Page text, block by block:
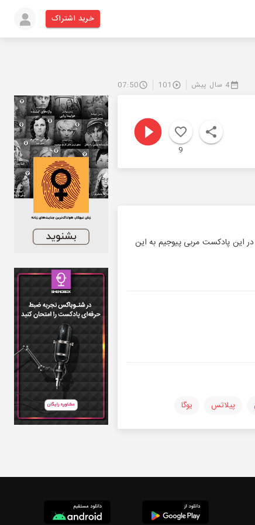
خرید اشتراک
4 سال پیش 101
07:50
9
این پادکست مربی پیوجیم به این
پیلاتس یوگا